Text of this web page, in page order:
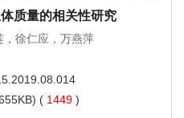
质量的相关性研究
，徐仁应，万燕萍
( 1449 )